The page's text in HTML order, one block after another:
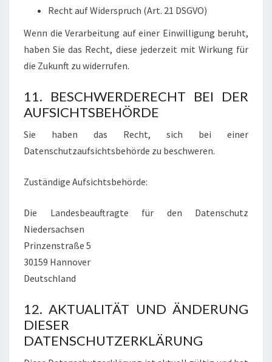
Recht auf Widerspruch (Art. 21 DSGVO)
Wenn die Verarbeitung auf einer Einwilligung beruht,
haben Sie das Recht, diese jederzeit mit Wirkung für
die Zukunft zu widerrufen.
11. BESCHWERDERECHT BEI DER
AUFSICHTSBEHÖRDE
Sie haben das Recht, sich bei einer
Datenschutzaufsichtsbehörde zu beschweren.
Zuständige Aufsichtsbehörde:
Die Landesbeauftragte für den Datenschutz
Niedersachsen
Prinzenstraße 5
30159 Hannover
Deutschland
12. AKTUALITÄT UND ÄNDERUNG
DIESER
DATENSCHUTZERKLÄRUNG